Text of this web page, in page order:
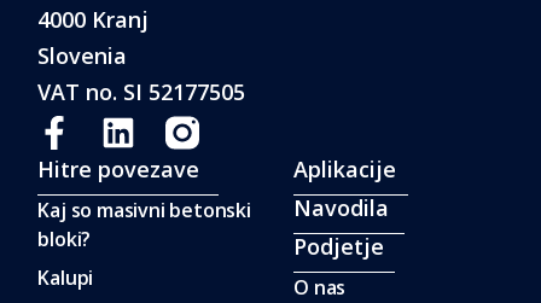
4000 Kranj
Slovenia
VAT no. SI 52177505
Hitre povezave
Kaj so masivni betonski
bloki?
Kalupi
Aplikacije
Navodila
Podjetje
O nas